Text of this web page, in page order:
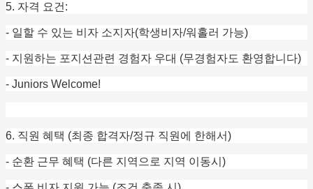
5. 자격 요건:
- 일할 수 있는 비자 소지자(학생비자/워홀러 가능)
- 지원하는 포지션관련 경험자 우대 (무경험자도 환영합니다)
- Juniors Welcome!
6. 직원 혜택 (최종 합격자/정규 직원에 한해서)
- 순환 근무 혜택 (다른 지역으로 지역 이동시)